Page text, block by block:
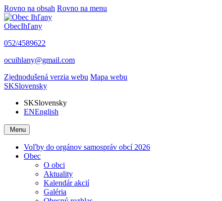
Rovno na obsah Rovno na menu
ObecIhľany
052/4589622
ocuihlany@gmail.com
Zjednodušená verzia webu Mapa webu
SKSlovensky
SKSlovensky
ENEnglish
Menu
Voľby do orgánov samospráv obcí 2026
Obec
O obci
Aktuality
Kalendár akcií
Galéria